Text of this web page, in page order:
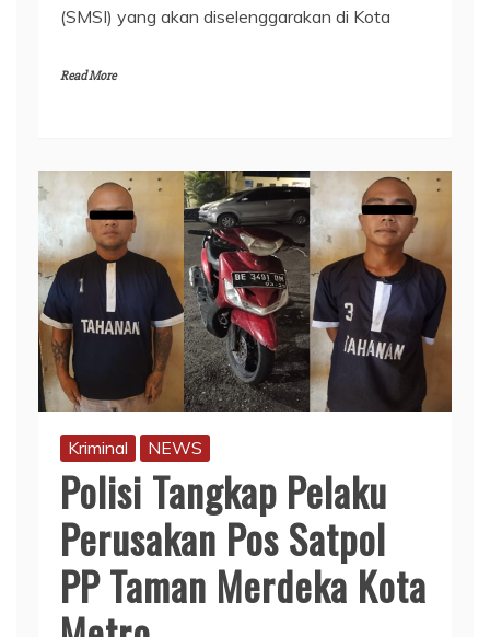
(SMSI) yang akan diselenggarakan di Kota
Read More
Kriminal NEWS
Polisi Tangkap Pelaku
Perusakan Pos Satpol
PP Taman Merdeka Kota